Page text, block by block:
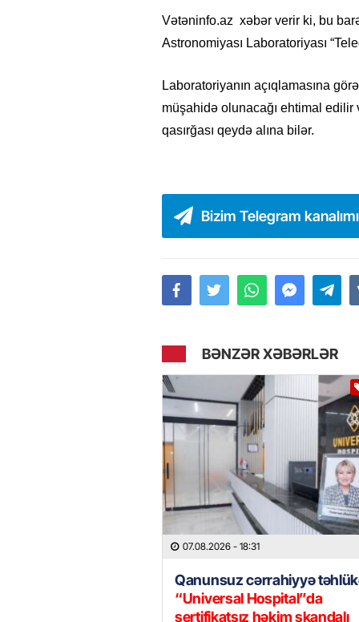
Vətəninfo.az xəbər verir ki, bu
Astronomiyası Laboratoriyası
Laboratoriyanın açıqlamasına
müşahidə olunacağı ehtimal
qasırğası qeydə alına bilər.
Bizim Telegram
BƏNZƏR XƏBƏRLƏR
07.08.2026 - 18:31
Qanunsuz cərrahiyyə
“Universal Hospital”da
sertifikatsız həkim skandalı